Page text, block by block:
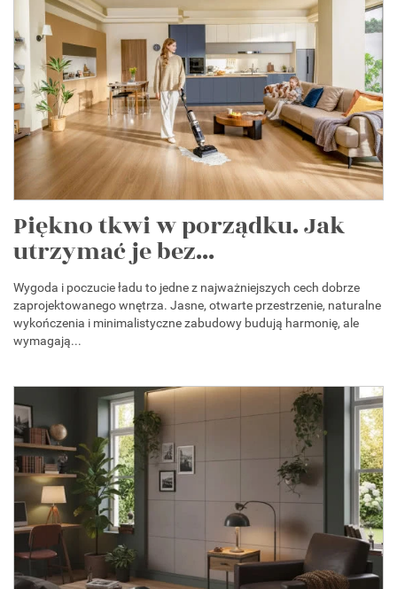
Piękno tkwi w porządku. Jak
utrzymać je bez...
Wygoda i poczucie ładu to jedne z najważniejszych cech dobrze
zaprojektowanego wnętrza. Jasne, otwarte przestrzenie, naturalne
wykończenia i minimalistyczne zabudowy budują harmonię, ale
wymagają...